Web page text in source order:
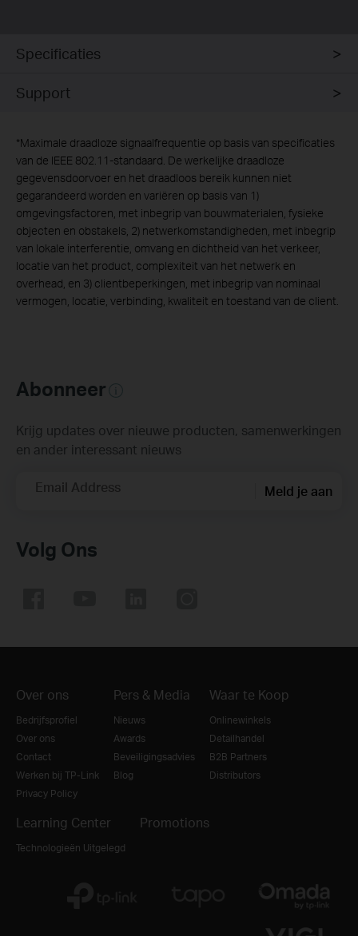
Specificaties
Support
*Maximale draadloze signaalfrequentie op basis van specificaties
van de IEEE 802.11-standaard. De werkelijke draadloze
gegevensdoorvoer en het draadloos bereik kunnen niet
gegarandeerd worden en variëren op basis van 1)
omgevingsfactoren, met inbegrip van bouwmaterialen, fysieke
objecten en obstakels, 2) netwerkomstandigheden, met inbegrip
van lokale interferentie, omvang en dichtheid van het verkeer,
locatie van het product, complexiteit van het netwerk en
overhead, en 3) clientbeperkingen, met inbegrip van nominaal
vermogen, locatie, verbinding, kwaliteit en toestand van de client.
Abonneer
Krijg updates over nieuwe producten, samenwerkingen
en ander interessant nieuws
Email Address Meld je aan
Volg Ons
Over ons
Bedrijfsprofiel
Over ons
Contact
Werken bij TP-Link
Privacy Policy
Pers & Media
Nieuws
Awards
Beveiligingsadvies
Blog
Waar te Koop
Onlinewinkels
Detailhandel
B2B Partners
Distributors
Learning Center
Technologieën Uitgelegd
Promotions